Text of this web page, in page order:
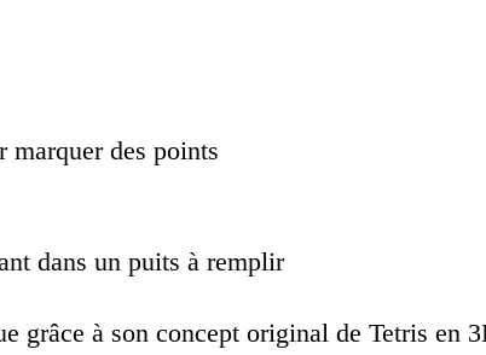
des points
dans un puits à remplir
grâce à son concept original de Tetris en